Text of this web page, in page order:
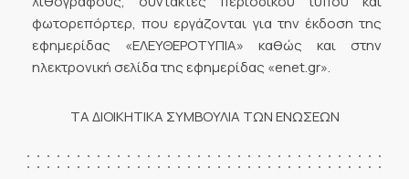
φωτορεπόρτερ, που εργάζονται για την έκδοση της
εφημερίδας «ΕΛΕΥΘΕΡΟΤΥΠΙΑ» καθώς και στην
ηλεκτρονική σελίδα της εφημερίδας «enet.gr».
ΤΑ ΔΙΟΙΚΗΤΙΚΑ ΣΥΜΒΟΥΛΙΑ ΤΩΝ ΕΝΩΣΕΩΝ